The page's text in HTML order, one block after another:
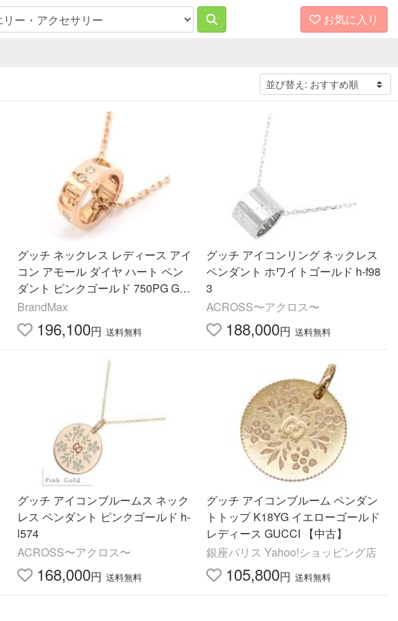
お気に入り
グッチ ネックレス レディース アイ
コン アモール ダイヤ ハート ペン
ダント ピンクゴールド 750PG GU
CCI 中古
BrandMax
196,100円 送料無料
グッチ アイコンリング ネックレス
ペンダント ホワイトゴールド h-f98
3
ACROSS〜アクロス〜
188,000円 送料無料
グッチ アイコンブルームス ネック
レス ペンダント ピンクゴールド h-
l574
ACROSS〜アクロス〜
168,000円 送料無料
グッチ アイコンブルーム ペンダン
トトップ K18YG イエローゴールド
レディース GUCCI 【中古】
銀座パリス Yahoo!ショッピング店
105,800円 送料無料